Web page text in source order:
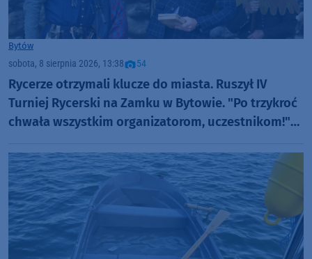
Bytów
sobota, 8 sierpnia 2026, 13:38 54
Rycerze otrzymali klucze do miasta. Ruszył IV
Turniej Rycerski na Zamku w Bytowie. "Po trzykroć
chwała wszystkim organizatorom, uczestnikom!"